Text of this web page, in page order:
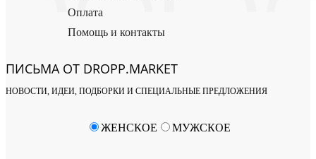
Оплата
Помощь и контакты
ПИСЬМА ОТ DROPP.MARKET
НОВОСТИ, ИДЕИ, ПОДБОРКИ И СПЕЦИАЛЬНЫЕ ПРЕДЛОЖЕНИЯ
ЖЕНСКОЕ МУЖСКОЕ